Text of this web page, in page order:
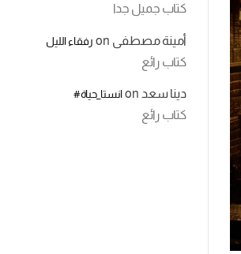
كتاب جميل جدا
أمينة مصطفى on رفقاء الليل
كتاب رائع
دينا سعد onانستا_حياة#
كتاب رائع